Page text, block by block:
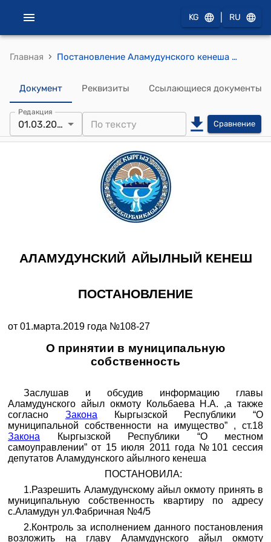
KG RU
Главная › Постановление Аламудунского кенеша от 01.марта.2019 года №109-27 "О принятии в муниципальную собственность"
Документ Реквизиты Ссылающиеся документы
Редакция
01.03.2019 Сравнение